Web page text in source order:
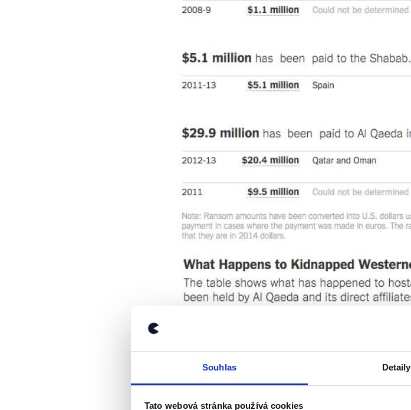
Souhlas Detaily
Tato webová stránka používá cookies